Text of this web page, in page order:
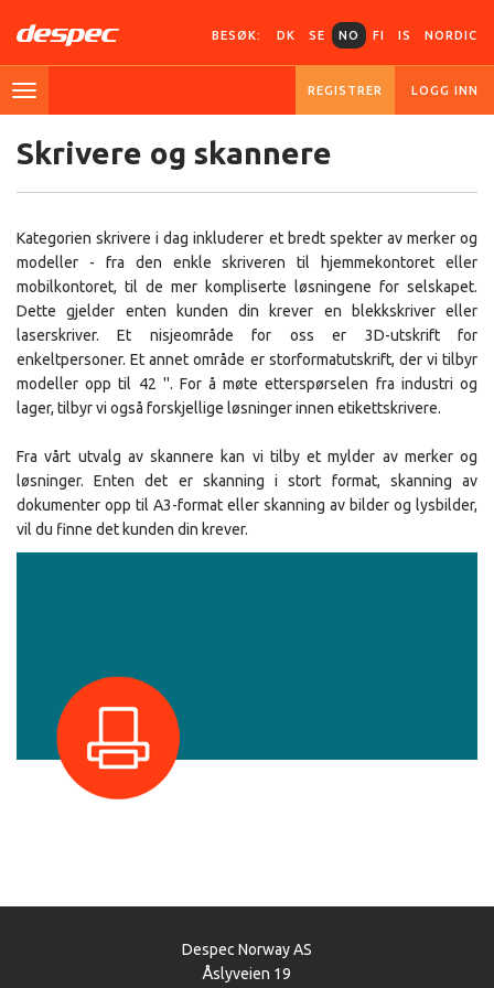
BESØK: DK SE NO FI IS NORDIC
REGISTRER LOGG INN
Skrivere og skannere
Kategorien skrivere i dag inkluderer et bredt spekter av merker og
modeller - fra den enkle skriveren til hjemmekontoret eller
mobilkontoret, til de mer kompliserte løsningene for selskapet.
Dette gjelder enten kunden din krever en blekkskriver eller
laserskriver. Et nisjeområde for oss er 3D-utskrift for
enkeltpersoner. Et annet område er storformatutskrift, der vi tilbyr
modeller opp til 42 ''. For å møte etterspørselen fra industri og
lager, tilbyr vi også forskjellige løsninger innen etikettskrivere.
Fra vårt utvalg av skannere kan vi tilby et mylder av merker og
løsninger. Enten det er skanning i stort format, skanning av
dokumenter opp til A3-format eller skanning av bilder og lysbilder,
vil du finne det kunden din krever.
Despec Norway AS
Åslyveien 19